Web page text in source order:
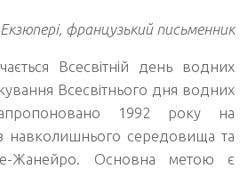
французький письменник
Всесвітній день водних
Всесвітнього дня водних
1992 року на
навколишнього середовища та
Жанейро. Основна метою є